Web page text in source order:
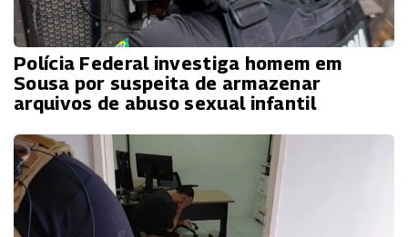
Polícia Federal investiga homem em
Sousa por suspeita de armazenar
arquivos de abuso sexual infantil